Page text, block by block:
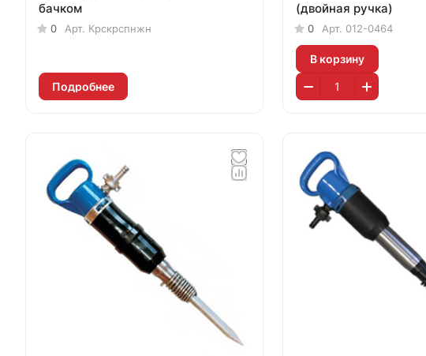
бачком
0 Арт. Крскрспнжн
Подробнее
(двойная ручка)
0 Арт. 012-0464
В корзину